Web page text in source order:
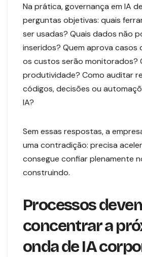
Na prática, governança em IA
perguntas objetivas: quais
ser usadas? Quais dados não
inseridos? Quem aprova casos
os custos serão monitorados?
produtividade? Como auditar
códigos, decisões ou
IA?
Sem essas respostas, a
uma contradição: precisa
consegue confiar plenamente
construindo.
Processos
concentrar a
onda de IA